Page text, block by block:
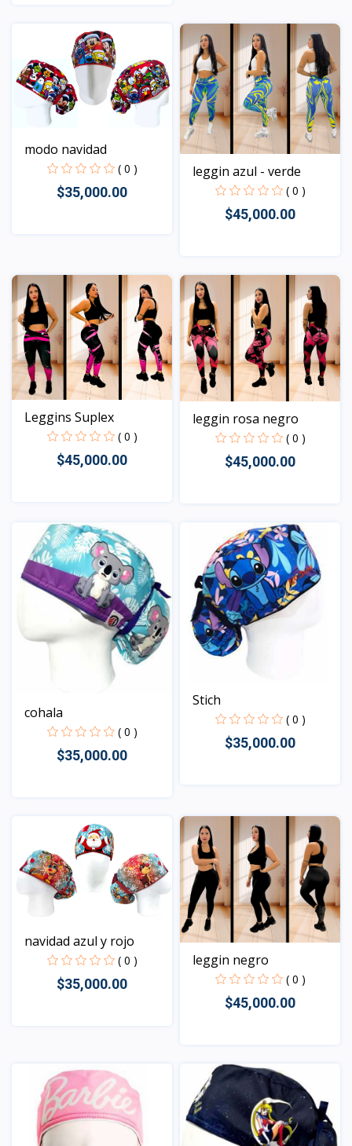
modo navidad
( 0 )
$35,000.00
leggin azul - verde
( 0 )
$45,000.00
Vista
Leggins Suplex
( 0 )
$45,000.00
leggin rosa negro
( 0 )
$45,000.00
cohala
( 0 )
$35,000.00
Stich
( 0 )
$35,000.00
navidad azul y rojo
( 0 )
$35,000.00
leggin negro
( 0 )
$45,000.00